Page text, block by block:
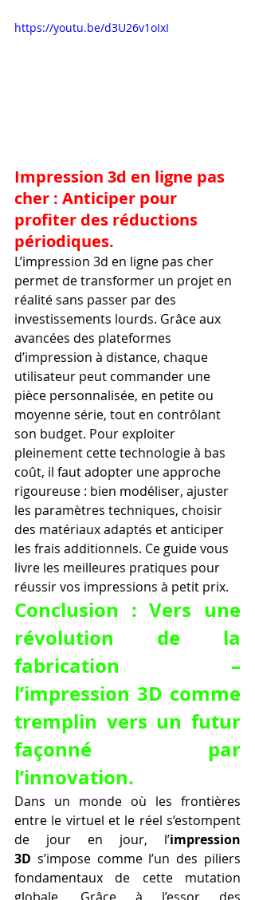
https://youtu.be/d3U26v1oIxI
Impression 3d en ligne pas
cher : Anticiper pour
profiter des réductions
périodiques.
L’impression 3d en ligne pas cher
permet de transformer un projet en
réalité sans passer par des
investissements lourds. Grâce aux
avancées des plateformes
d’impression à distance, chaque
utilisateur peut commander une
pièce personnalisée, en petite ou
moyenne série, tout en contrôlant
son budget. Pour exploiter
pleinement cette technologie à bas
coût, il faut adopter une approche
rigoureuse : bien modéliser, ajuster
les paramètres techniques, choisir
des matériaux adaptés et anticiper
les frais additionnels. Ce guide vous
livre les meilleures pratiques pour
réussir vos impressions à petit prix.
Conclusion : Vers une
révolution de la
fabrication –
l’impression 3D comme
tremplin vers un futur
façonné par
l’innovation.
Dans un monde où les frontières
entre le virtuel et le réel s’estompent
de jour en jour, l’impression
3D s’impose comme l’un des piliers
fondamentaux de cette mutation